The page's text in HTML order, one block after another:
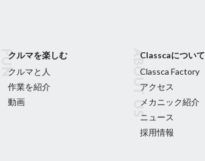
クルマを楽しむ
クルマと人
作業を紹介
動画
Classcaについて
Classca Factory
アクセス
メカニック紹介
ニュース
採用情報